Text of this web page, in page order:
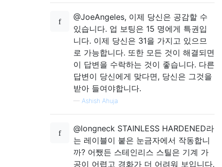
@JoeAngeles, 이제 당신은 공감할 수
있습니다. 업 보팅은 15 명에게 특권입
니다. 이제 당신은 31을 가지고 있으므
로 가능합니다. 또한 모든 것이 해결되면
이 답변을 수락하는 것이 좋습니다. 다른
답변이 당신에게 맞다면, 당신은 그것을
받아 들여야합니다.
— Ashish Ahuja
@longneck STAINLESS HARDENED라
는 레이블이 붙은 눈금자에서 작동합니
까? 어쨌든 스테인리스 스틸은 기계 가
공이 어렵고 경화가 더 어려워 보입니다.